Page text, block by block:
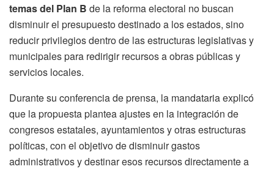
temas del Plan B de la reforma electoral no buscan
disminuir el presupuesto destinado a los estados, sino
reducir privilegios dentro de las estructuras legislativas y
municipales para redirigir recursos a obras públicas y
servicios locales.
Durante su conferencia de prensa, la mandataria explicó
que la propuesta plantea ajustes en la integración de
congresos estatales, ayuntamientos y otras estructuras
políticas, con el objetivo de disminuir gastos
administrativos y destinar esos recursos directamente a